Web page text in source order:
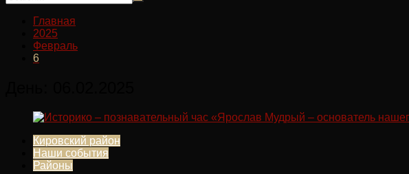
Главная
2025
Февраль
6
Кировский район
Наши события
Районы